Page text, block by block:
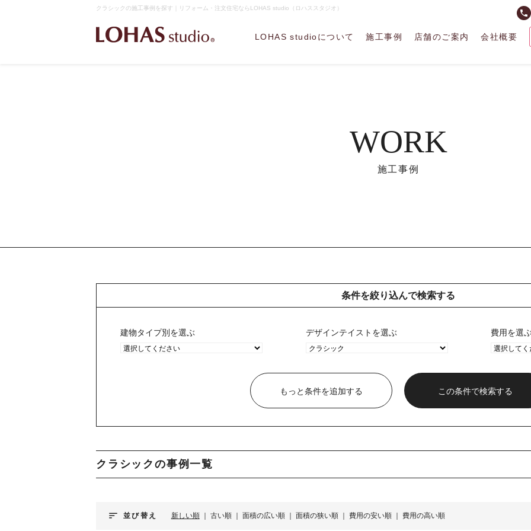
クラシックの施工事例を探す｜リフォーム・注文住宅ならLOHAS studio（ロハススタジオ）
phone
LOHAS studioについて 施工事例 店舗のご案内 会社概要
WORK
施工事例
条件を絞り込んで検索する
建物タイプ別を選ぶ デザインテイストを選ぶ 費用を選
もっと条件を追加する
クラシックの事例一覧
sort 並び替え 新しい順｜ 古い順｜ 面積の広い順｜ 面積の狭い順｜ 費用の安い順｜ 費用の高い順